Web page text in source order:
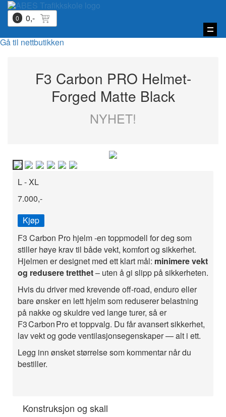
0
0,-
Vis
Gå til nettbutikken
F3 Carbon PRO Helmet-
Forged Matte Black
NYHET!
L - XL
7.000,-
Kjøp
F3 Carbon Pro hjelm -en toppmodell for deg som
stiller høye krav til både vekt, komfort og sikkerhet.
Hjelmen er designet med ett klart mål: minimere vekt
og redusere tretthet– uten å gi slipp på sikkerheten.
Hvis du driver med krevende off‑road, enduro eller
bare ønsker en lett hjelm som reduserer belastning
på nakke og skuldre ved lange turer, så er
F3 Carbon Pro et toppvalg. Du får avansert sikkerhet,
lav vekt og gode ventilasjonsegenskaper — alt i ett.
Legg inn ønsket størrelse som kommentar når du
bestiller.
Konstruksjon og skall